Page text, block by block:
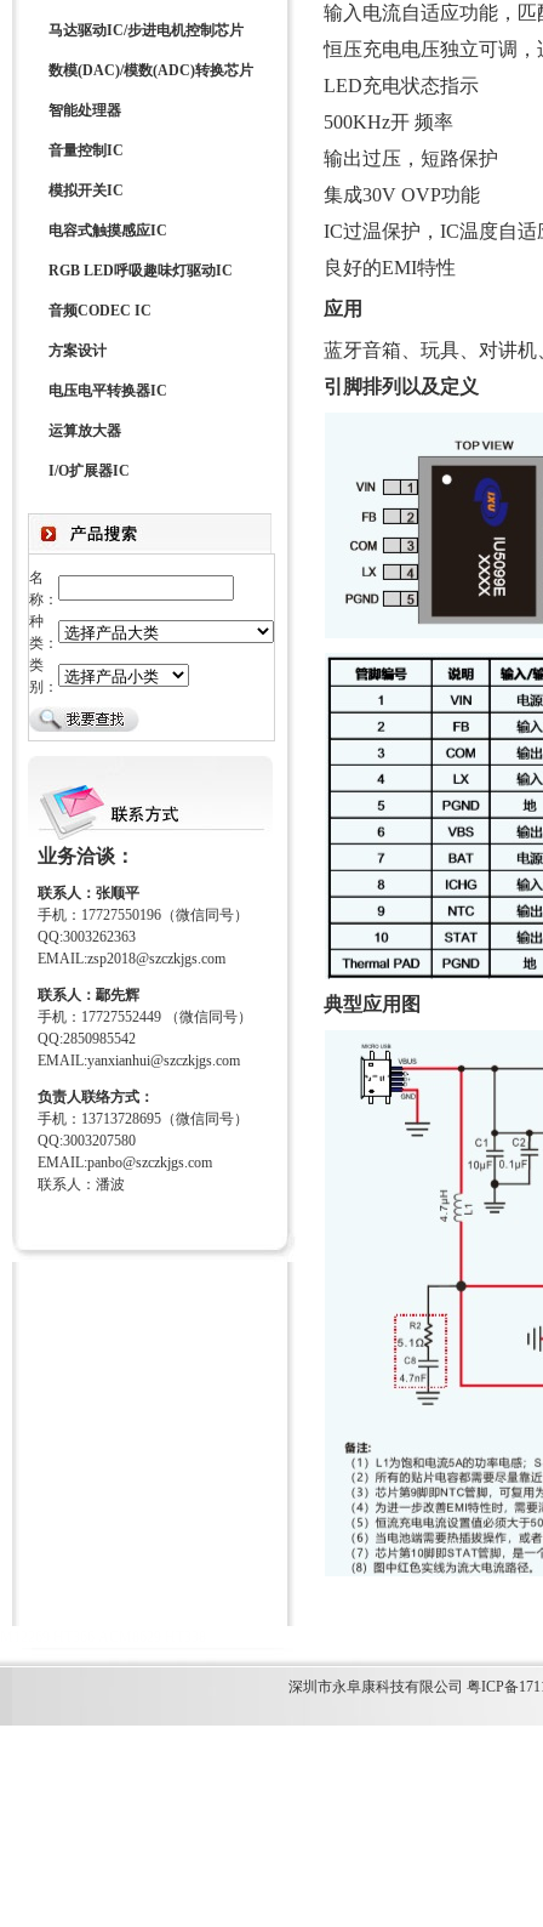
马达驱动IC/步进电机控制芯片
数模(DAC)/模数(ADC)转换芯片
智能处理器
音量控制IC
模拟开关IC
电容式触摸感应IC
RGB LED呼吸趣味灯驱动IC
音频CODEC IC
方案设计
电压电平转换器IC
运算放大器
I/O扩展器IC
名
称：
种
类：
类
别：
业务洽谈：
联系人：张顺平
手机：17727550196（微信同号）
QQ:3003262363
EMAIL:zsp2018@szczkjgs.com
联系人：鄢先辉
手机：17727552449 （微信同号）
QQ:2850985542
EMAIL:yanxianhui@szczkjgs.com
负责人联络方式：
手机：13713728695（微信同号）
QQ:3003207580
EMAIL:panbo@szczkjgs.com
联系人：潘波
输入电流自适应功能，
恒压充电电压独立可调
LED充电状态指示
500KHz开 频率
输出过压，短路保护
集成30V OVP功能
IC过温保护，IC温度自适
良好的EMI特性
应用
蓝牙音箱、玩具、 对讲机
引脚排列以及定义
典型应用图
深圳市永阜康科技有限公司 粤ICP备